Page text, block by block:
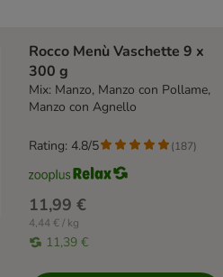
Rocco Menù Vaschette 9 x
300 g
Mix: Manzo, Manzo con Pollame,
Manzo con Agnello
11,99 €
4,44 € / kg
11,39 €
Rating: 4.8/5 (187)